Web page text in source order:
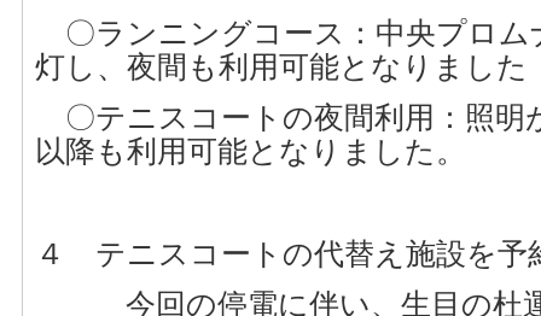
〇ランニングコース：中央プロム
灯し、夜間も利用可能となりました
〇テニスコートの夜間利用：照明
以降も利用可能となりました。
４ テニスコートの代替え施設を予
今回の停電に伴い、生目の杜運